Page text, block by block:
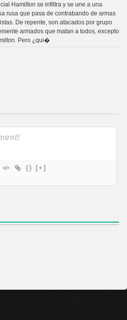
Hamilton se infiltra y se une a una
rusa que pasa de contrabando de armas
De repente, son atacados por grupo
armados que matan a todos, excepto
Pero ¿qui�
{} [+]